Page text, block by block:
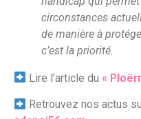
circonstances
de manière à
c’est la priorité.
Lire l’article du«
Retrouvez nos actus